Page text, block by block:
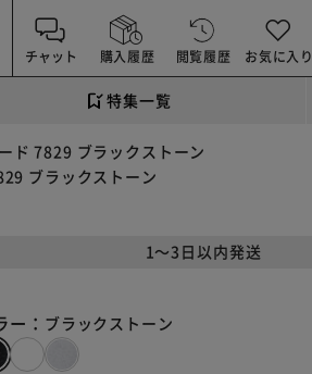
チャット 購入履歴 閲覧履歴 お気に入り
特集一覧
ド 7829 ブラックストーン
ブラックストーン
1～3日以内発送
ー： ブラックストーン